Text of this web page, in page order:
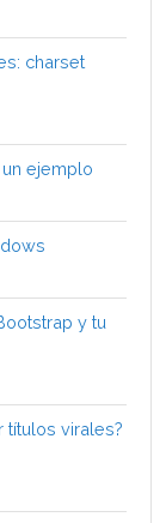
charset
ejemplo
y tu
títulos virales?